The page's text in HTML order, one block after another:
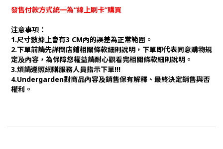
發售付款方式統一為“線上刷卡”購買
注意事項：
1.尺寸數據上會有3 CM內的誤差為正常範圍。
2.下單前請先詳閱店鋪相關條款細則說明，下單即代表同意購物規
定及內容，為保障您權益請耐心觀看完相關條款細則說明。
3.煩請遵照網購服務人員指示下單!!!
4.Undergarden對商品內容及銷售保有解釋、最終決定銷售與否
權利。